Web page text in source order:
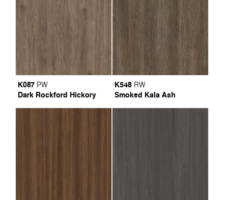
K087 PW
Dark Rockford Hickory
K548 RW
Smoked Kala Ash